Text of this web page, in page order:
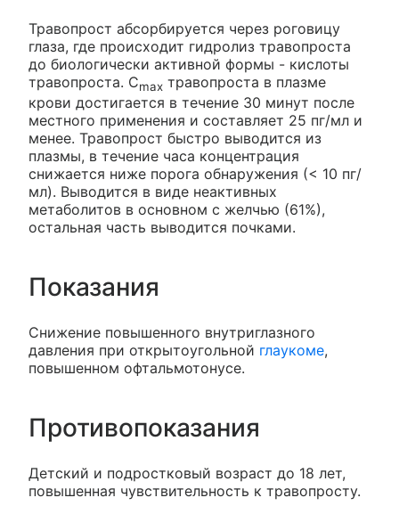
Травопрост абсорбируется через роговицу
глаза, где происходит гидролиз травопроста
до биологически активной формы - кислоты
травопроста. Cmax травопроста в плазме
крови достигается в течение 30 минут после
местного применения и составляет 25 пг/мл и
менее. Травопрост быстро выводится из
плазмы, в течение часа концентрация
снижается ниже порога обнаружения (< 10 пг/
мл). Выводится в виде неактивных
метаболитов в основном с желчью (61%),
остальная часть выводится почками.
Показания
Снижение повышенного внутриглазного
давления при открытоугольной глаукоме,
повышенном офтальмотонусе.
Противопоказания
Детский и подростковый возраст до 18 лет,
повышенная чувствительность к травопросту.